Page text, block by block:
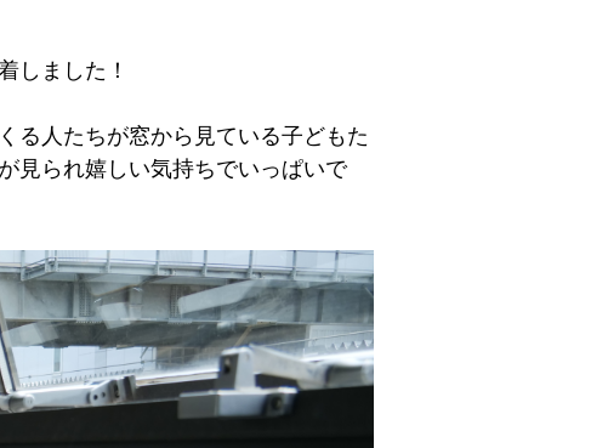
しました！
る人たちが窓から見ている子どもた
見られ嬉しい気持ちでいっぱいで